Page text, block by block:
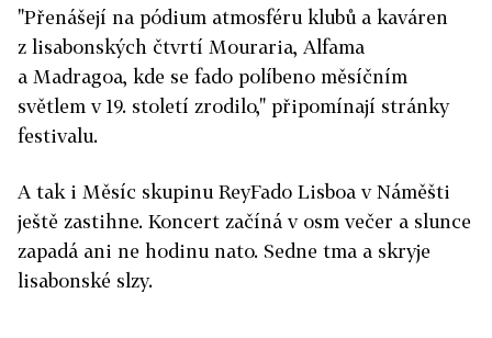
"Přenášejí na pódium atmosféru klubů a kaváren
z lisabonských čtvrtí Mouraria, Alfama
a Madragoa, kde se fado políbeno měsíčním
světlem v 19. století zrodilo," připomínají stránky
festivalu.
A tak i Měsíc skupinu ReyFado Lisboa v Náměšti
ještě zastihne. Koncert začíná v osm večer a slunce
zapadá ani ne hodinu nato. Sedne tma a skryje
lisabonské slzy.